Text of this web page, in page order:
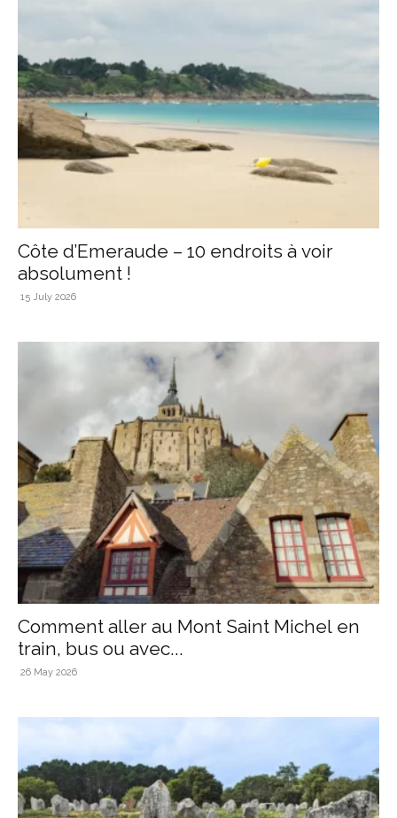
Côte d’Emeraude – 10 endroits à voir
absolument !
15 July 2026
Comment aller au Mont Saint Michel en
train, bus ou avec...
26 May 2026